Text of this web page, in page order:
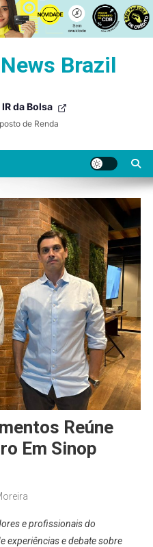
Brazil
da Bolsa
de Renda
Reúne
Em Sinop
e profissionais do
experiências e debate sobre